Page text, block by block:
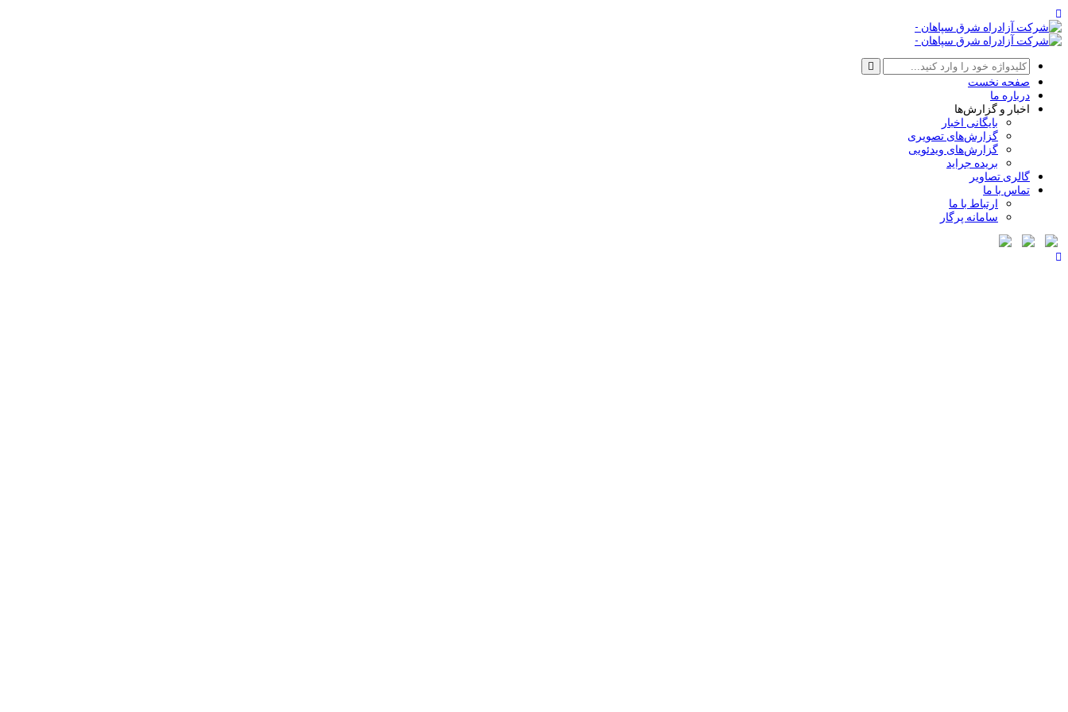
صفحه نخست
درباره ما
اخبار و گزارش‌ها
بایگانی اخبار
گزارش‌های تصویری
گزارش‌های ویدئویی
بریده جراید
گالری تصاویر
تماس با ما
ارتباط با ما
سامانه پرگار